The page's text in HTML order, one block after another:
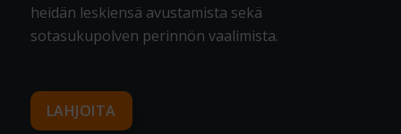
heidän leskiensä avustamista sekä
sotasukupolven perinnön vaalimista.
LAHJOITA